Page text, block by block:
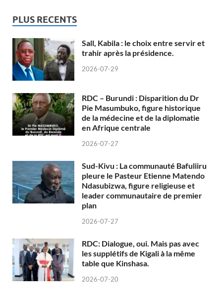
PLUS RECENTS
Sall, Kabila : le choix entre servir et
trahir après la présidence.
2026-07-29
RDC – Burundi : Disparition du Dr
Pie Masumbuko, figure historique
de la médecine et de la diplomatie
en Afrique centrale
2026-07-27
Sud-Kivu : La communauté Bafuliiru
pleure le Pasteur Etienne Matendo
Ndasubizwa, figure religieuse et
leader communautaire de premier
plan
2026-07-27
RDC: Dialogue, oui. Mais pas avec
les supplétifs de Kigali à la même
table que Kinshasa.
2026-07-20